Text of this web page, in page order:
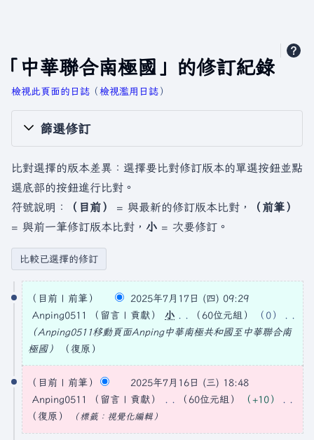
「中華聯合南極國」的修訂紀錄
檢視此頁面的日誌 ​（檢視濫用日誌）
篩選修訂
比對選擇的版本差異：選擇要比對修訂版本的單選按鈕並點
選底部的按鈕進行比對。
符號說明：
（目前） = 與最新的修訂版本比對，
（前筆）
= 與前一筆修訂版本比對， 小 = 次要修訂。
2
年
7
月
目前 前筆
2025年7月17日 (四) 09:29
Anping0511
留言 貢獻 小 60位元組
0
Anping0511移動頁面Anping中華南極共和國至中華聯合南
極國
復原
2
目前 前筆
2025年7月16日 (三) 18:48
Anping0511
留言 貢獻 60位元組
+10
無
編
復原 標籤： 視覺化編輯